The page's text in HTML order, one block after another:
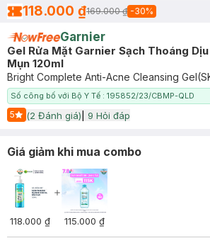
118.000 ₫169.000 ₫ -30%
Garnier
Gel Rửa Mặt Garnier Sạch Thoáng Dịu
Mụn 120ml
Bright Complete Anti-Acne Cleansing Gel
Số công bố với Bộ Y Tế : 195852/23/CBMP-QLD
5
Start Icon
(2 Đánh giá) 9 Hỏi đáp
Giá giảm khi mua combo
118.000 ₫ 115.000 ₫